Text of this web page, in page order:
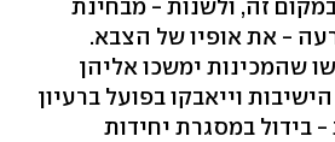
זה, ולשנות - מבחינת
- את אופיו של הצבא.
שהמכינות ימשכו אליהן
וייאבקו בפועל ברעיון
בידול במסגרת יחידות